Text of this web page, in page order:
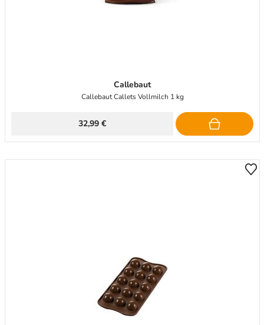
Callebaut
Callebaut Callets Vollmilch 1 kg
32,99 €